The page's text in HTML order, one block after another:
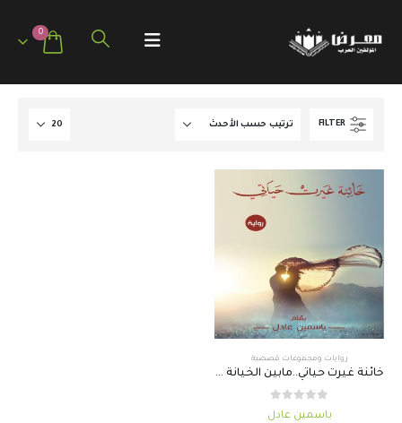
0
FILTER
روايات ومجموعات قصصية
خائنة غيرت حياتي..مابين الخيانة والحب “رواية”
0
ياسمين عادل